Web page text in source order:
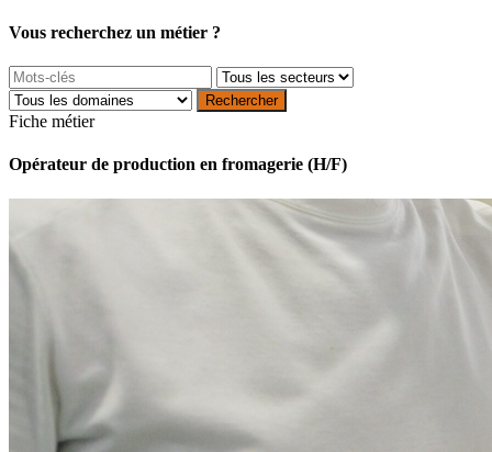
Vous recherchez un métier ?
Fiche métier
Opérateur de production en fromagerie (H/F)